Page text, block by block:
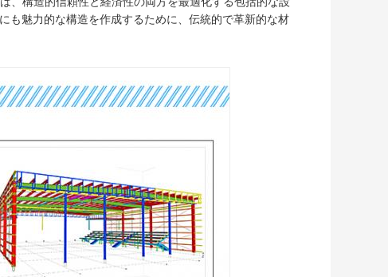
も魅力的な構造を作成するために、伝統的で革新的な材